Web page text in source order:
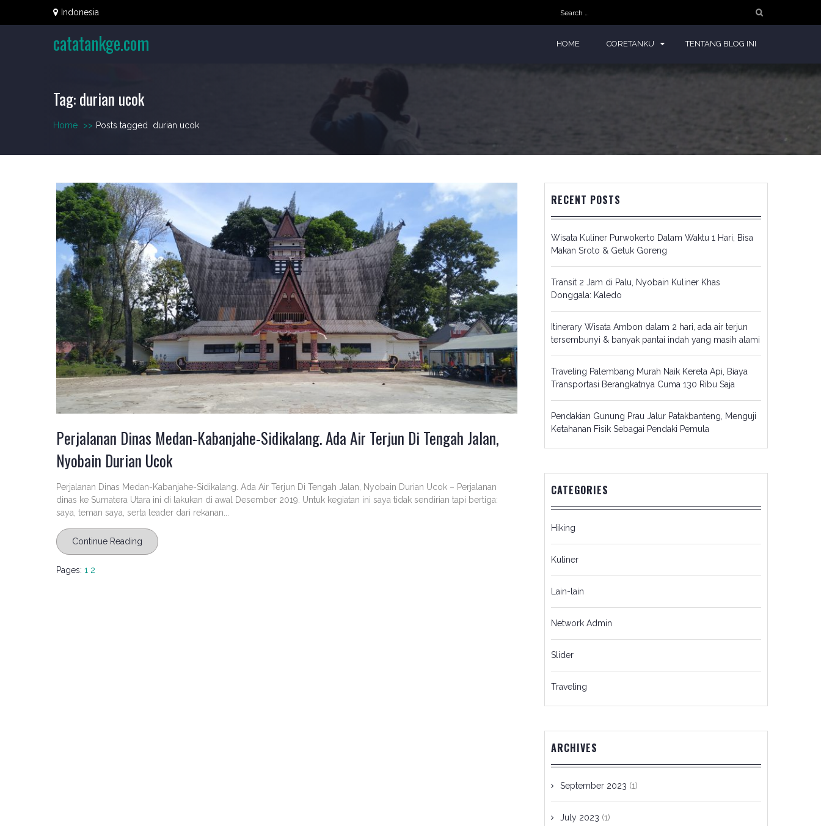
Indonesia
Search
for:
catatankge.com HOME CORETANKU TENTANG BLOG INI
Tag:durian ucok
Home >> Posts tagged durian ucok
Perjalanan Dinas Medan-Kabanjahe-Sidikalang. Ada Air Terjun Di Tengah Jalan,
Nyobain Durian Ucok
Perjalanan Dinas Medan-Kabanjahe-Sidikalang. Ada Air Terjun Di Tengah Jalan, Nyobain Durian Ucok – Perjalanan
dinas ke Sumatera Utara ini di lakukan di awal Desember 2019. Untuk kegiatan ini saya tidak sendirian tapi bertiga:
saya, teman saya, serta leader dari rekanan...
Continue Reading
Pages: 1 2
RECENT POSTS
Wisata Kuliner Purwokerto Dalam Waktu 1 Hari, Bisa
Makan Sroto & Getuk Goreng
Transit 2 Jam di Palu, Nyobain Kuliner Khas
Donggala: Kaledo
Itinerary Wisata Ambon dalam 2 hari, ada air terjun
tersembunyi & banyak pantai indah yang masih alami
Traveling Palembang Murah Naik Kereta Api, Biaya
Transportasi Berangkatnya Cuma 130 Ribu Saja
Pendakian Gunung Prau Jalur Patakbanteng, Menguji
Ketahanan Fisik Sebagai Pendaki Pemula
CATEGORIES
Hiking
Kuliner
Lain-lain
Network Admin
Slider
Traveling
ARCHIVES
September 2023 (1)
July 2023 (1)